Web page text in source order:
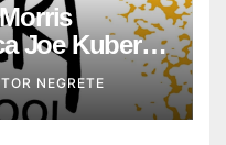
Joe Kubert
NEGRETE